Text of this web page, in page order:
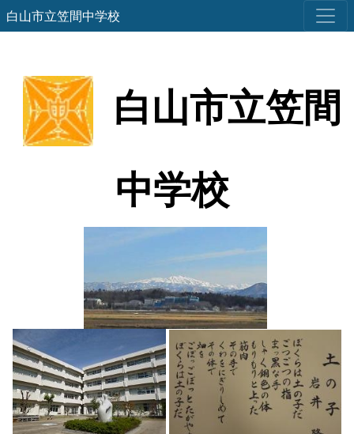
白山市立笠間中学校
白山市立笠間
中学校